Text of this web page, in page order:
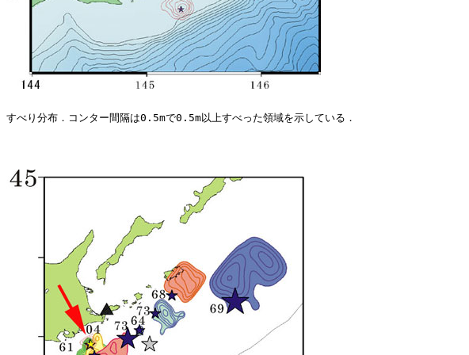
すべり分布．コンター間隔は0.5mで0.5m以上すべった領域を示している．